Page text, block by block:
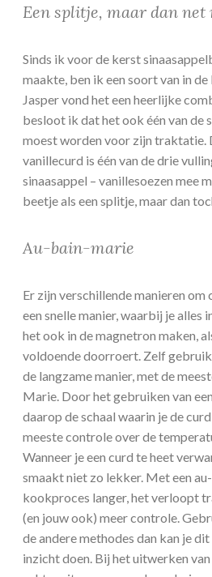
Een splitje, maar dan net
Sinds ik voor de kerst
maakte, ben ik een soort van in de
Jasper vond het een heerlijke
besloot ik dat het ook één van de
moest worden voor zijn traktatie.
vanillecurd is één van de drie
sinaasappel – vanillesoezen mee
beetje als een splitje, maar dan
Au-bain-marie
Er zijn verschillende manieren om
een snelle manier, waarbij je alles
het ook in de magnetron maken,
voldoende doorroert. Zelf
de langzame manier, met de
Marie. Door het gebruiken van
daarop de schaal waarin je de
meeste controle over de
Wanneer je een curd te heet
smaakt niet zo lekker. Met een
kookproces langer, het verloopt
(en jouw ook) meer controle.
de andere methodes dan kan je
inzicht doen. Bij het uitwerken